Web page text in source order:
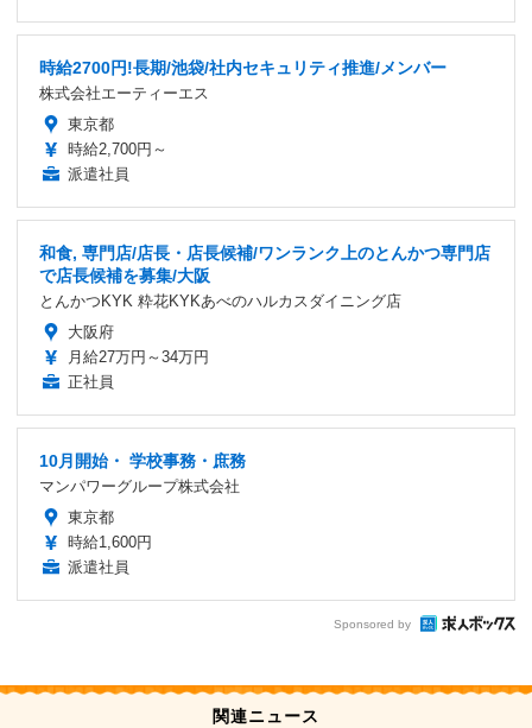
時給2700円!長期/池袋/社内セキュリティ推進/メンバー
株式会社エーティーエス
東京都
時給2,700円～
派遣社員
和食, 専門店/店長・店長候補/ワンランク上のとんかつ専門店
で店長候補を募集/大阪
とんかつKYK 粋花KYKあべのハルカスダイニング店
大阪府
月給27万円～34万円
正社員
10月開始・ 学校事務・庶務
マンパワーグループ株式会社
東京都
時給1,600円
派遣社員
Sponsored by
関連ニュース